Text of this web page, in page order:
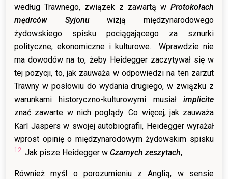
według Trawnego, związek z zawartą w Protokołach
mędrców Syjonuwizją międzynarodowego
żydowskiego spisku pociągającego za sznurki
polityczne, ekonomiczne i kulturowe. Wprawdzie nie
ma dowodów na to, żeby Heidegger zaczytywał się w
tej pozycji, to, jak zauważa w odpowiedzi na ten zarzut
Trawny w posłowiu do wydania drugiego, w związku z
warunkami historyczno-kulturowymi musiał implicite
znać zawarte w nich poglądy. Co więcej, jak zauważa
Karl Jaspers w swojej autobiografii, Heidegger wyrażał
wprost opinię o międzynarodowym żydowskim spisku
12. Jak pisze Heidegger w Czarnych zeszytach,
Również myśl o porozumieniu z Anglią, w sensie